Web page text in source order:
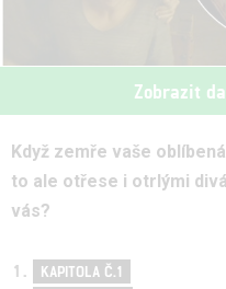
Zobrazit
Když zemře vaše
to ale otřese i otrlými
vás?
KAPITOLA Č.1